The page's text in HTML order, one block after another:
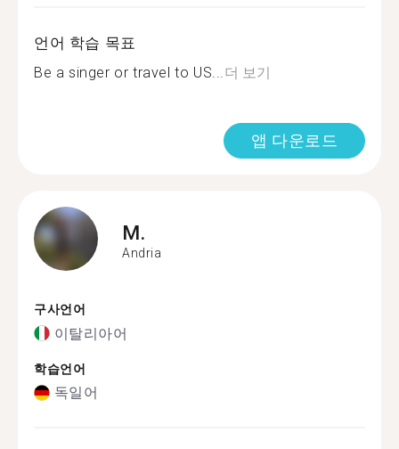
언어 학습 목표
Be a singer or travel to US...더 보기
앱 다운로드
M.
Andria
구사언어
이탈리아어
학습언어
독일어